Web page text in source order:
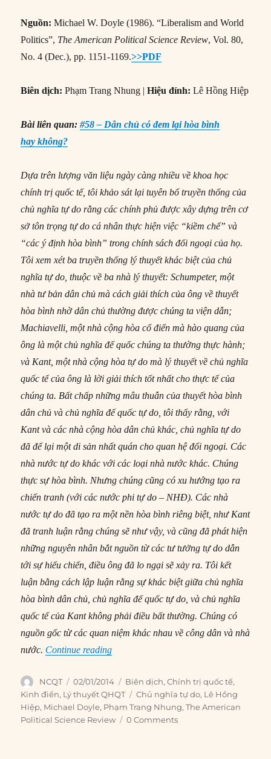
Nguồn: Michael W. Doyle (1986). “Liberalism and World
Politics”, The American Political Science Review, Vol. 80,
No. 4 (Dec.), pp. 1151-1169.>>PDF
Biên dịch: Phạm Trang Nhung |Hiệu đính: Lê Hồng Hiệp
Bài liên quan:#58 – Dân chủ có đem lại hòa bình
hay không?
Dựa trên lượng văn liệu ngày càng nhiều về khoa học
chính trị quốc tế, tôi khảo sát lại tuyên bố truyền thống của
chủ nghĩa tự do rằng các chính phủ được xây dựng trên cơ
sở tôn trọng tự do cá nhân thực hiện việc “kiềm chế” và
“các ý định hòa bình” trong chính sách đối ngoại của họ.
Tôi xem xét ba truyền thống lý thuyết khác biệt của chủ
nghĩa tự do, thuộc về ba nhà lý thuyết: Schumpeter, một
nhà tư bản dân chủ mà cách giải thích của ông về thuyết
hòa bình nhờ dân chủ thường được chúng ta viện dẫn;
Machiavelli, một nhà cộng hòa cổ điển mà hào quang của
ông là một chủ nghĩa đế quốc chúng ta thường thực hành;
và Kant, một nhà cộng hòa tự do mà lý thuyết về chủ nghĩa
quốc tế của ông là lời giải thích tốt nhất cho thực tế của
chúng ta. Bất chấp những mâu thuẫn của thuyết hòa bình
dân chủ và chủ nghĩa đế quốc tự do, tôi thấy rằng, với
Kant và các nhà cộng hòa dân chủ khác, chủ nghĩa tự do
đã để lại một di sản nhất quán cho quan hệ đối ngoại. Các
nhà nước tự do khác với các loại nhà nước khác. Chúng
thực sự hòa bình. Nhưng chúng cũng có xu hướng tạo ra
chiến tranh (với các nước phi tự do – NHĐ). Các nhà
nước tự do đã tạo ra một nền hòa bình riêng biệt, như Kant
đã tranh luận rằng chúng sẽ như vậy, và cũng đã phát hiện
những nguyên nhân bắt nguồn từ các tư tưởng tự do dẫn
tới sự hiếu chiến, điều ông đã lo ngại sẽ xảy ra. Tôi kết
luận bằng cách lập luận rằng sự khác biệt giữa chủ nghĩa
hòa bình dân chủ, chủ nghĩa đế quốc tự do, và chủ nghĩa
quốc tế của Kant không phải điều bất thường. Chúng có
nguồn gốc từ các quan niệm khác nhau về công dân và nhà
nước. Continue reading“#104 – Chủ nghĩa tự do và nền chính
Author
NCQT
Posted
on
02/01/2014 Categories
Biên dịch,Chính trị quốc tế,
Kinh điển, Lý thuyết QHQT Tags
Chủ nghĩa tự do, Lê Hồng
Hiệp, Michael Doyle, Phạm Trang Nhung,The American
Political Science Review
0 Comments